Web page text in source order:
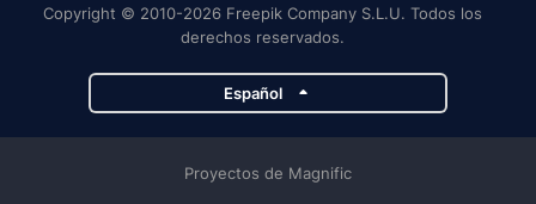
Copyright © 2010-2026 Freepik Company S.L.U. Todos los
derechos reservados.
Español
Proyectos de Magnific